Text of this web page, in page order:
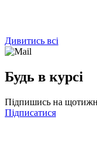
Дивитись всі
Будь в курсі
Підпишись на
Підписатися